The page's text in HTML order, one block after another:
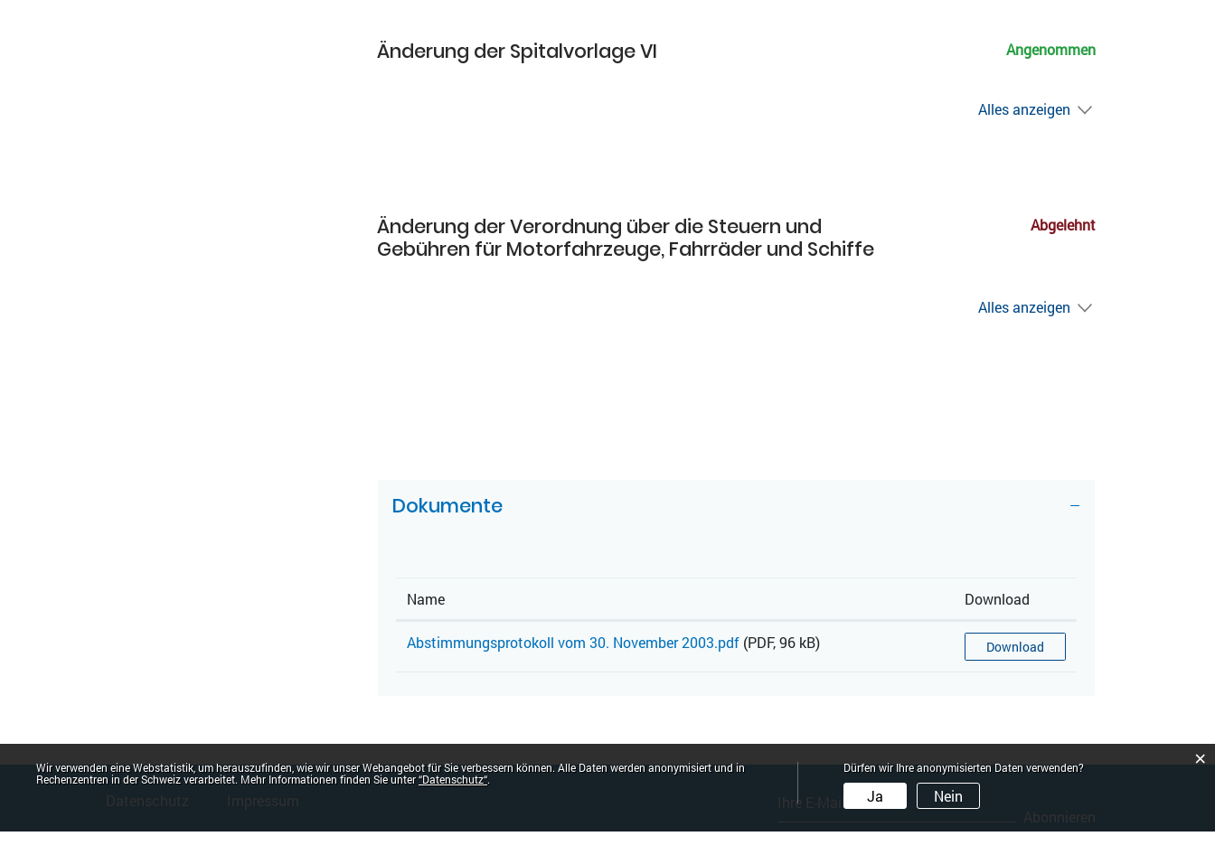
Änderung der Spitalvorlage VI Angenommen
Alles anzeigen
Änderung der Verordnung über die Steuern und
Gebühren für Motorfahrzeuge, Fahrräder und Schiffe
Abgelehnt
Alles anzeigen
Dokumente
Name Download
Abstimmungsprotokoll vom 30. November 2003.pdf (PDF, 96 kB) Download
FusszeileDatenschutz
Impressum
Abonnieren
Webstatistik
Wir verwenden eine Webstatistik, um herauszufinden, wie wir unser Webangebot für Sie verbessern können. Alle Daten werden anonymisiert und in
Rechenzentren in der Schweiz verarbeitet. Mehr Informationen finden Sie unter“Datenschutz“.
Dürfen wir Ihre anonymisierten Daten verwenden?
Ja Nein
×